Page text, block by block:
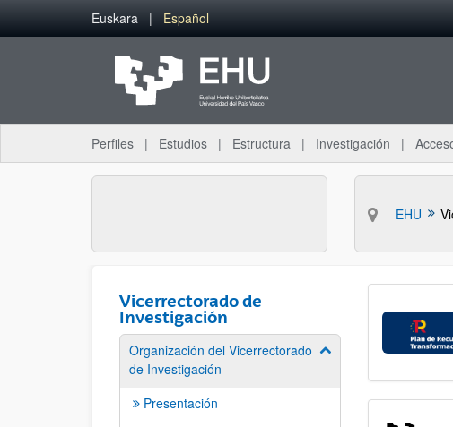
Saltar al contenido principal
Euskara Español
Perfiles Estudios Estructura Investigación
EHU
Vicerrectorado de
Investigación
Organización del Vicerrectorado
de Investigación
Mostrar/ocultar
Presentación